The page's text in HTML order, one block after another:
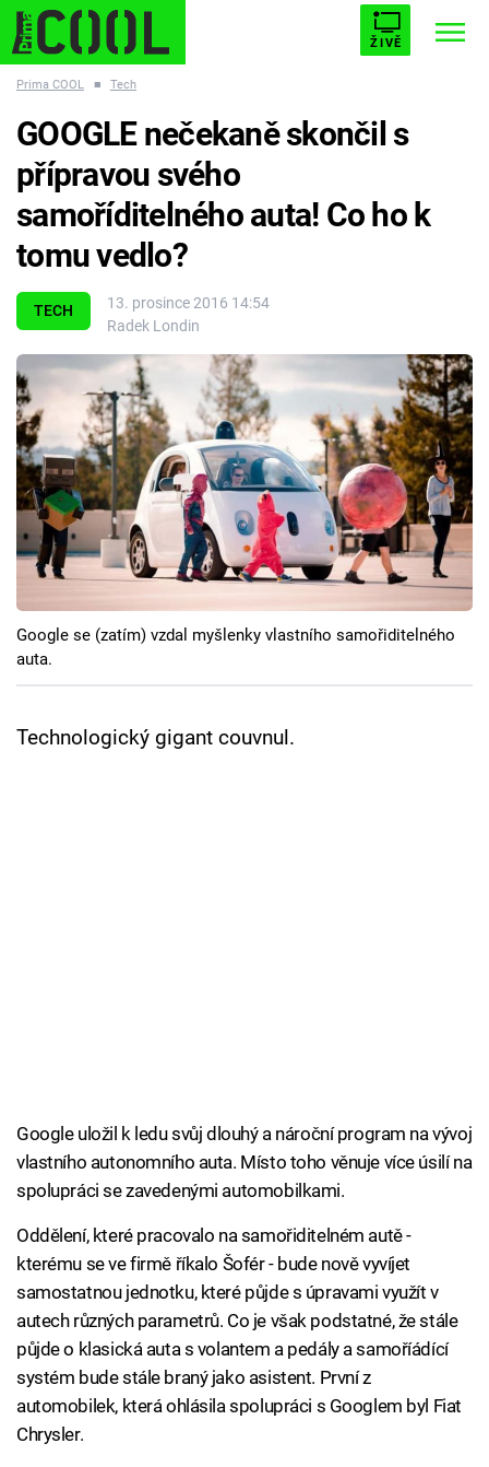
ŽIVĚ
ESCAPE PLNEJ KOTEL AVENGERS 5
Témata
Filmy
Seriály
Hry
Cool Esport
Pořady
TV Program
Přihlášení
Prima COOL ■ Tech
TECH
13. prosince 2016 14:54
Radek Londin
GOOGLE nečekaně skončil s
přípravou svého
samoříditelného auta! Co ho k
tomu vedlo?
Google se (zatím) vzdal myšlenky vlastního samořiditelného
auta.
Technologický gigant couvnul.
Google uložil k ledu svůj dlouhý a nároční program na vývoj
vlastního autonomního auta. Místo toho věnuje více úsilí na
spolupráci se zavedenými automobilkami.
Oddělení, které pracovalo na samořiditelném autě -
kterému se ve firmě říkalo Šofér - bude nově vyvíjet
samostatnou jednotku, které půjde s úpravami využít v
autech různých parametrů. Co je však podstatné, že stále
půjde o klasická auta s volantem a pedály a samoříádící
systém bude stále braný jako asistent. První z
automobilek, která ohlásila spolupráci s Googlem byl Fiat
Chrysler.